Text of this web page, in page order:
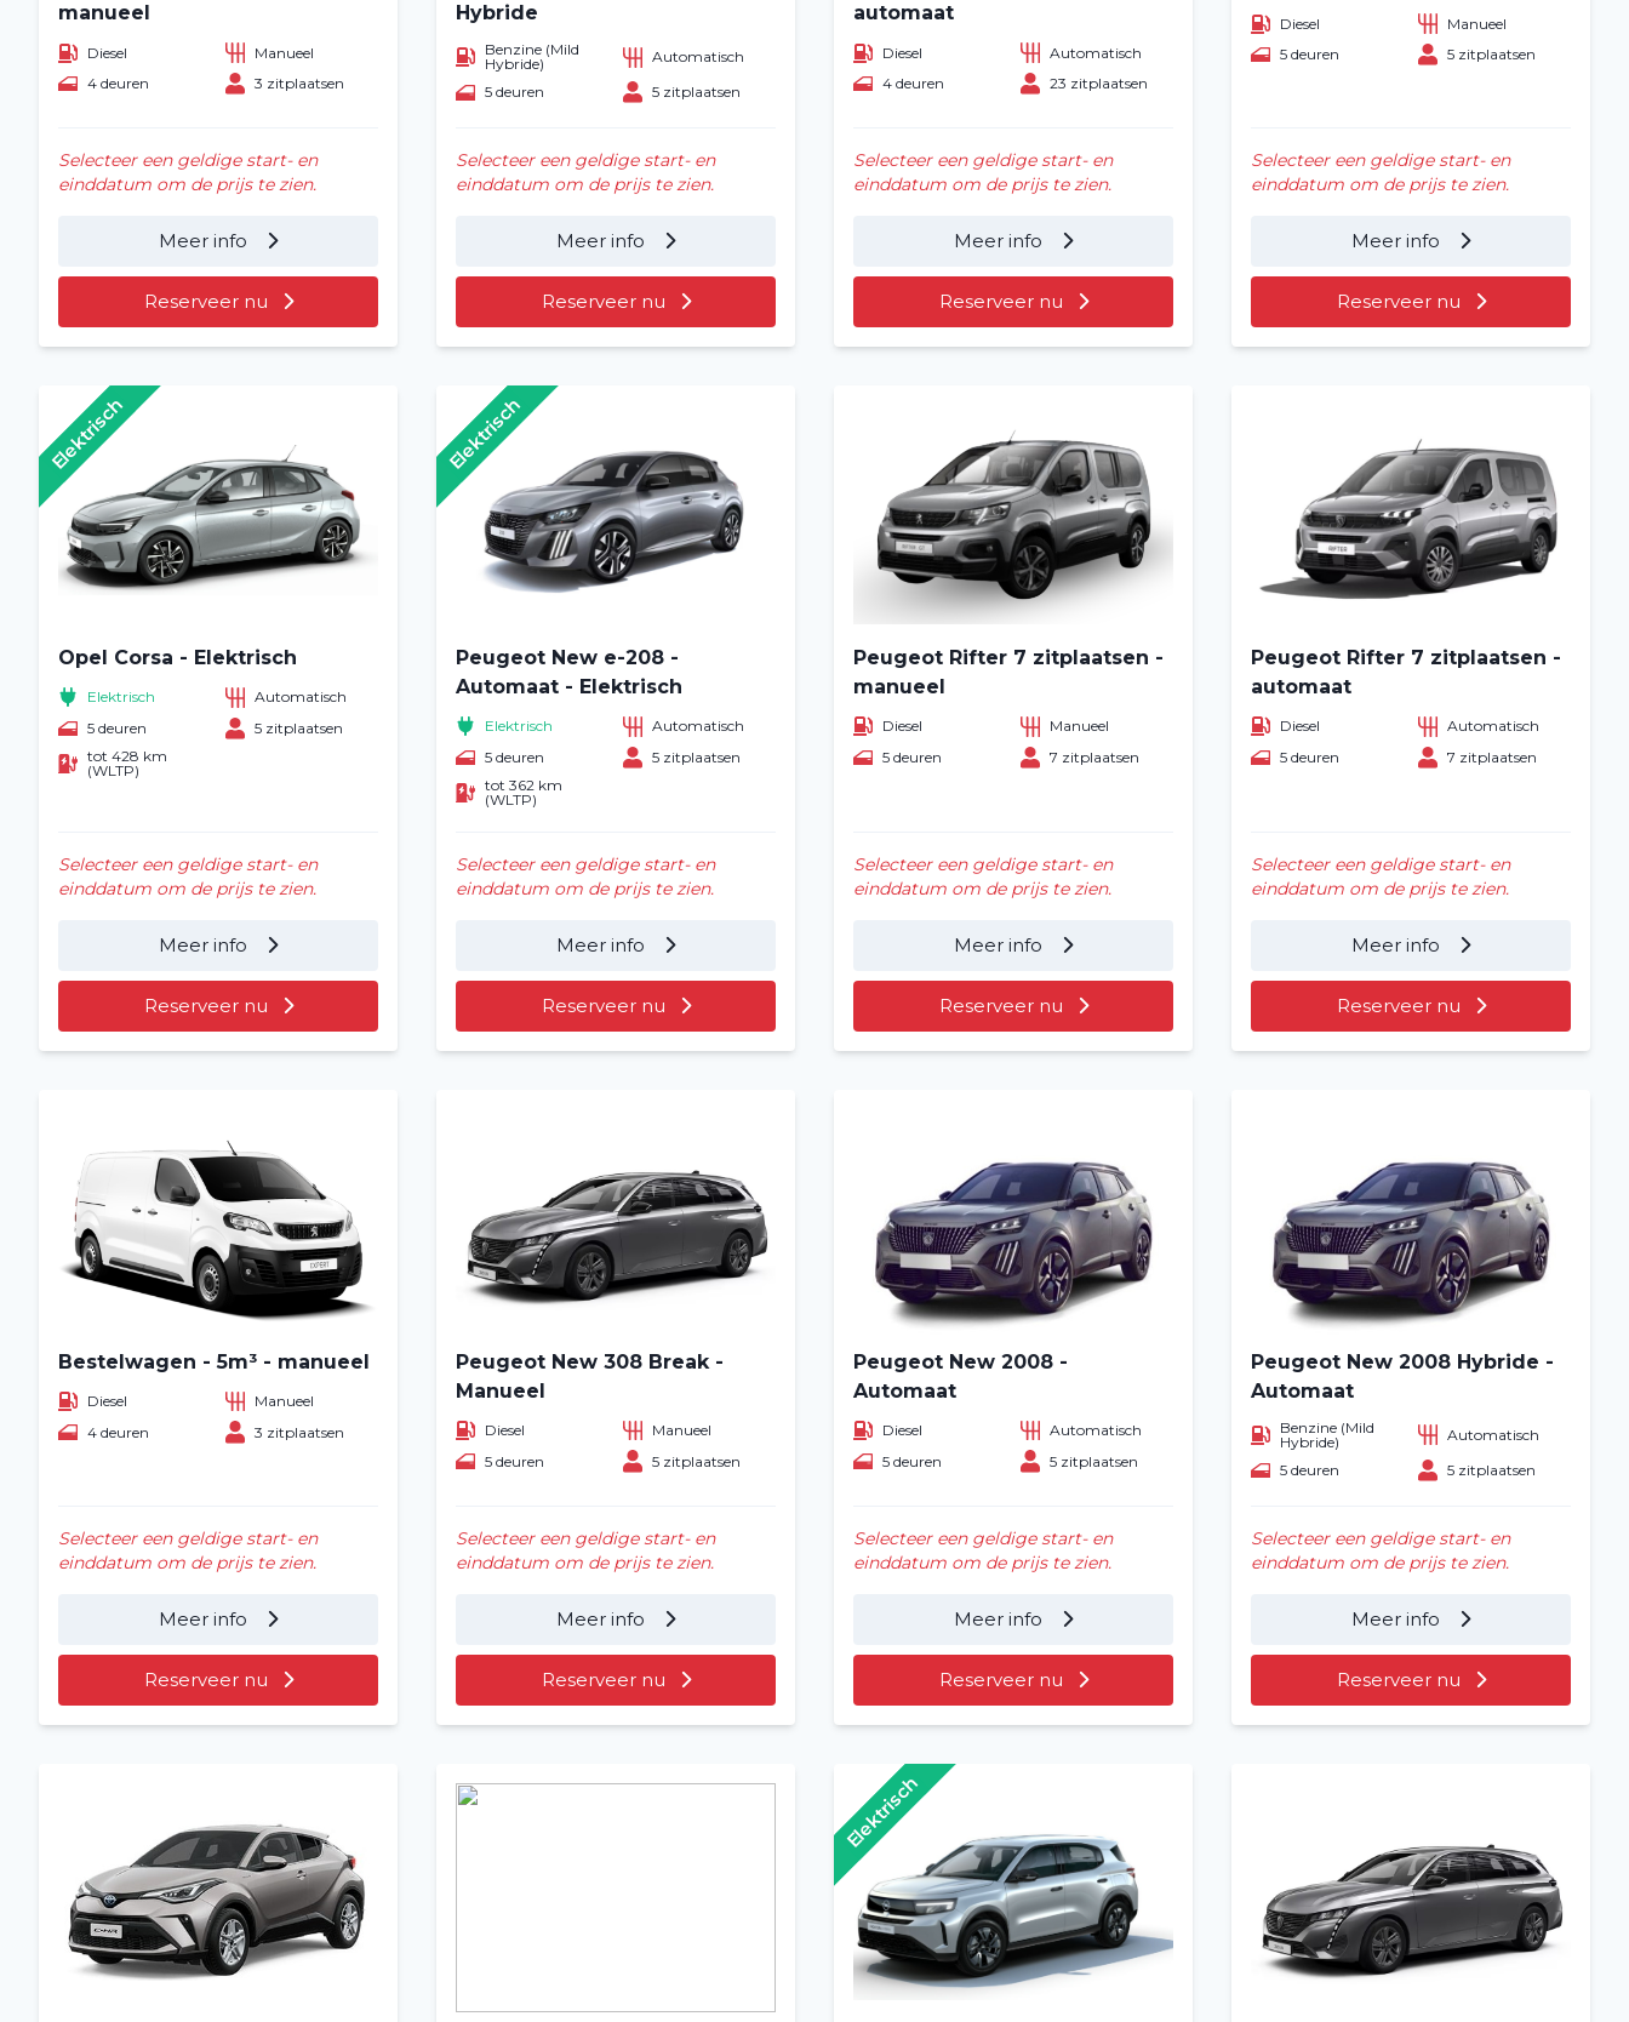
Vacatures
manueel
Diesel
Manueel
4 deuren
3 zitplaatsen
Selecteer een geldige start- en
einddatum om de prijs te zien.
Meer info
Reserveer nu
Hybride
Benzine (Mild
Hybride)
Automatisch
5 deuren
5 zitplaatsen
Selecteer een geldige start- en
einddatum om de prijs te zien.
Meer info
Reserveer nu
automaat
Diesel
Automatisch
4 deuren
23 zitplaatsen
Selecteer een geldige start- en
einddatum om de prijs te zien.
Meer info
Reserveer nu
Diesel
Manueel
5 deuren
5 zitplaatsen
Selecteer een geldige start- en
einddatum om de prijs te zien.
Meer info
Reserveer nu
Opel Corsa - Elektrisch
Elektrisch
Automatisch
5 deuren
5 zitplaatsen
tot 428 km
(WLTP)
Selecteer een geldige start- en
einddatum om de prijs te zien.
Meer info
Reserveer nu
Elektrisch
Peugeot New e-208 -
Automaat - Elektrisch
Elektrisch
Automatisch
5 deuren
5 zitplaatsen
tot 362 km
(WLTP)
Selecteer een geldige start- en
einddatum om de prijs te zien.
Meer info
Reserveer nu
Elektrisch
Peugeot Rifter 7 zitplaatsen -
manueel
Diesel
Manueel
5 deuren
7 zitplaatsen
Selecteer een geldige start- en
einddatum om de prijs te zien.
Meer info
Reserveer nu
Peugeot Rifter 7 zitplaatsen -
automaat
Diesel
Automatisch
5 deuren
7 zitplaatsen
Selecteer een geldige start- en
einddatum om de prijs te zien.
Meer info
Reserveer nu
Bestelwagen - 5m³ - manueel
Diesel
Manueel
4 deuren
3 zitplaatsen
Selecteer een geldige start- en
einddatum om de prijs te zien.
Meer info
Reserveer nu
Peugeot New 308 Break -
Manueel
Diesel
Manueel
5 deuren
5 zitplaatsen
Selecteer een geldige start- en
einddatum om de prijs te zien.
Meer info
Reserveer nu
Peugeot New 2008 -
Automaat
Diesel
Automatisch
5 deuren
5 zitplaatsen
Selecteer een geldige start- en
einddatum om de prijs te zien.
Meer info
Reserveer nu
Peugeot New 2008 Hybride -
Automaat
Benzine (Mild
Hybride)
Automatisch
5 deuren
5 zitplaatsen
Selecteer een geldige start- en
einddatum om de prijs te zien.
Meer info
Reserveer nu
Elektrisch